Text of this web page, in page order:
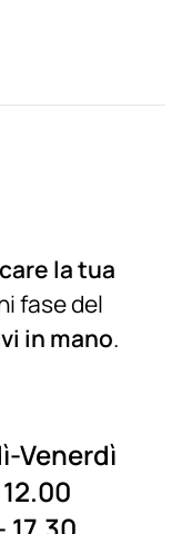
la tua
fase del
in mano.
Venerdì